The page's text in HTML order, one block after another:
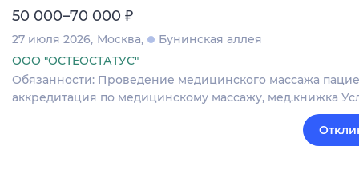
50 000–70 000 ₽
27 июля 2026 Москва
Бунинская аллея
ООО "ОСТЕОСТАТУС"
Обязанности: Проведение медицинского массажа
аккредитация по медицинскому массажу, мед.книжка